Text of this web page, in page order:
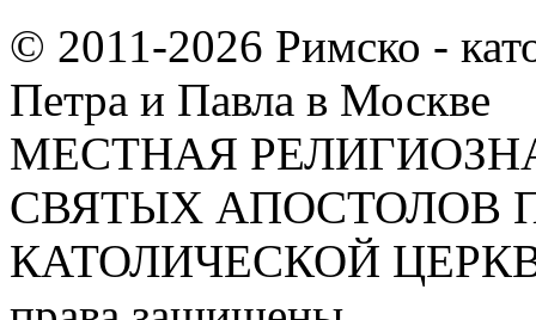
© 2011-2026 Римско -
Петра и Павла в Москве
МЕСТНАЯ
СВЯТЫХ АПОСТОЛОВ
КАТОЛИЧЕСКОЙ